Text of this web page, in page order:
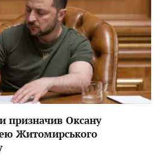
призначив Оксану
Житомирського